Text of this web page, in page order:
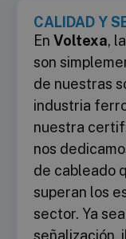
CALIDAD Y
En Voltexa,
son
de nuestras
industria
nuestra
nos
de cableado
superan los
sector. Ya
señalización,